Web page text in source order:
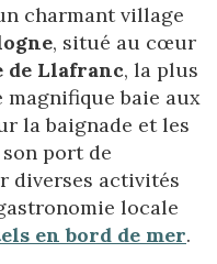
charmant village
, situé au cœur
de Llafranc, la plus
magnifique baie aux
la baignade et les
port de
diverses activités
locale
en bord de mer.
des informations sur
de l'utilisateur
habitudes de
connaître les
Web et afficher des
de l'utilisateur.